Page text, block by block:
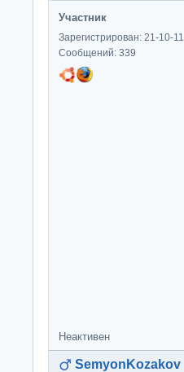
Участник
Зарегистрирован: 21-10-11
Сообщений: 339
Неактивен
SemyonKozakov